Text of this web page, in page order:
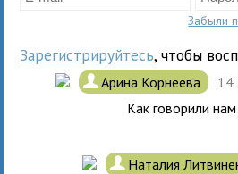
Забыли
Зарегистрируйтесь, чтобы
. Арина Корнеева
14
Как говорили
. Наталия